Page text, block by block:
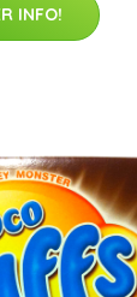
INFO!